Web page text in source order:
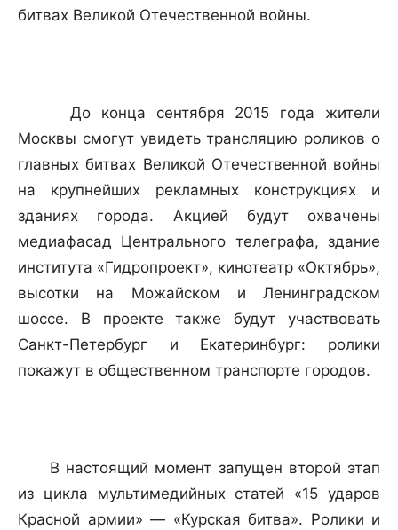
битвах Великой Отечественной войны.
До конца сентября 2015 года жители
Москвы смогут увидеть трансляцию роликов о
главных битвах Великой Отечественной войны
на крупнейших рекламных конструкциях и
зданиях города. Акцией будут охвачены
медиафасад Центрального телеграфа, здание
института «Гидропроект», кинотеатр «Октябрь»,
высотки на Можайском и Ленинградском
шоссе. В проекте также будут участвовать
Санкт-Петербург и Екатеринбург: ролики
покажут в общественном транспорте городов.
В настоящий момент запущен второй этап
из цикла мультимедийных статей «15 ударов
Красной армии» — «Курская битва». Ролики и